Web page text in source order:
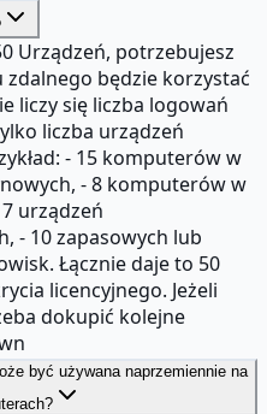
Urządzeń, potrzebujesz
zdalnego będzie korzystać
liczy się liczba logowań
liczba urządzeń
- 15 komputerów w
- 8 komputerów w
urządzeń
- 10 zapasowych lub
Łącznie daje to 50
licencyjnego. Jeżeli
dokupić kolejne
być używana naprzemiennie na